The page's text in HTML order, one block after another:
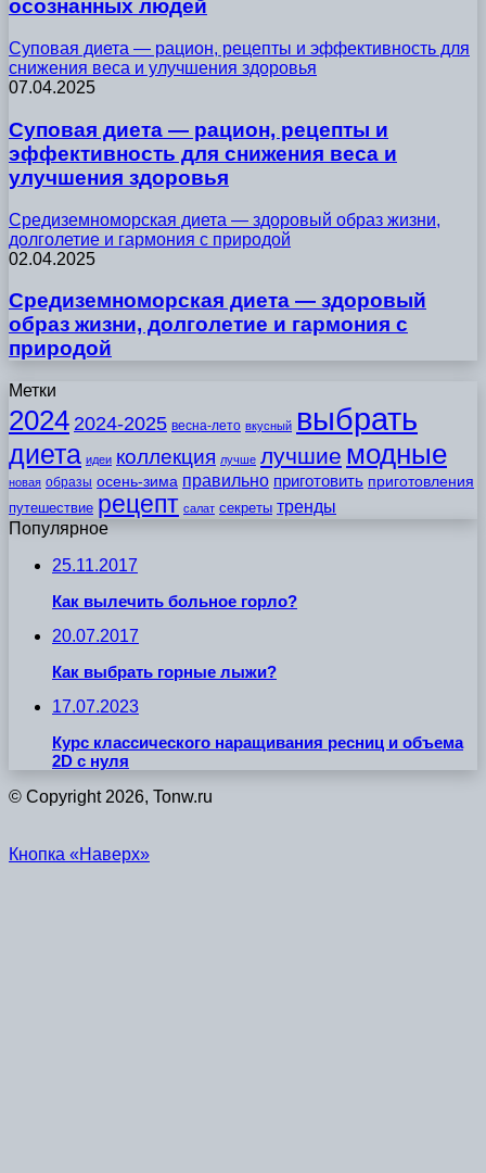
осознанных людей
Суповая диета — рацион, рецепты и эффективность для
снижения веса и улучшения здоровья
07.04.2025
Суповая диета — рацион, рецепты и
эффективность для снижения веса и
улучшения здоровья
Средиземноморская диета — здоровый образ жизни,
долголетие и гармония с природой
02.04.2025
Средиземноморская диета — здоровый
образ жизни, долголетие и гармония с
природой
Метки
2024 2024-2025 весна-лето вкусный выбрать
диета идеи коллекция лучше лучшие модные
новая образы осень-зима правильно приготовить приготовления
путешествие рецепт салат секреты тренды
Популярное
25.11.2017
Как вылечить больное горло?
20.07.2017
Как выбрать горные лыжи?
17.07.2023
Курс классического наращивания ресниц и объема
2D с нуля
© Copyright 2026, Tonw.ru
Кнопка «Наверх»